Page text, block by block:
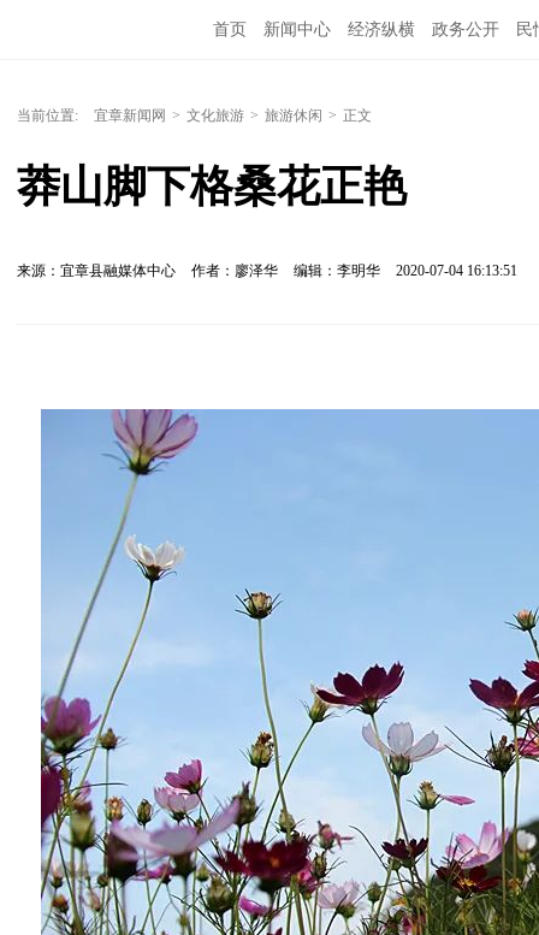
首页 新闻中心 经济纵横 政务公开 民
当前位置: 宜章新闻网 > 文化旅游 > 旅游休闲 > 正文
莽山脚下格桑花正艳
来源：宜章县融媒体中心 作者：廖泽华 编辑：李明华 2020-07-04 16:13:51